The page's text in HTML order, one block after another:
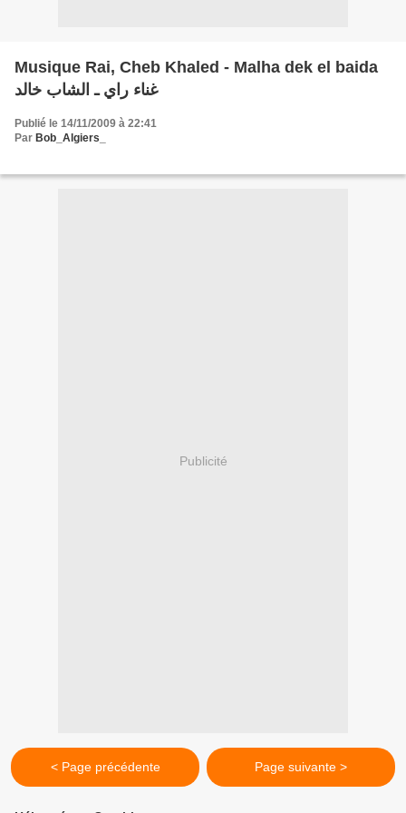
Musique Rai, Cheb Khaled - Malha dek el baida
غناء راي ـ الشاب خالد
Publié le 14/11/2009 à 22:41
Par Bob_Algiers_
Publicité
< Page précédente Page suivante >